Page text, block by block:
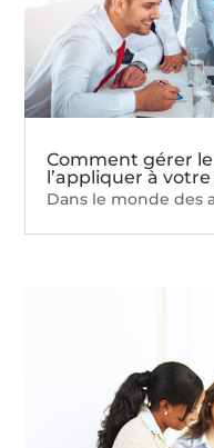
Comment gérer
l’appliquer à
Dans le monde des